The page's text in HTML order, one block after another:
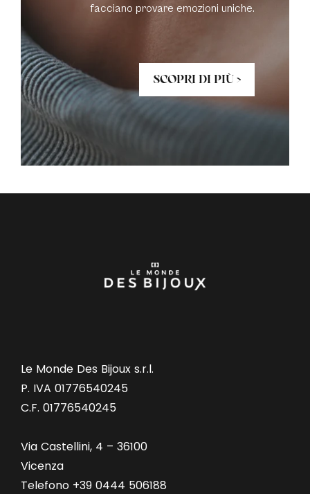
facciano provare emozioni uniche.
SCOPRI DI PIÙ >
Le Monde Des Bijoux s.r.l.
P. IVA 01776540245
C.F. 01776540245
Via Castellini, 4 – 36100
Vicenza
Telefono +39 0444 506188